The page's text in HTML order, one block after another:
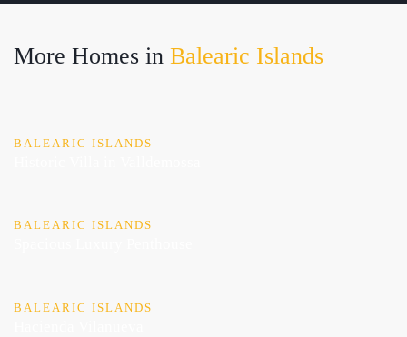
More Homes in Balearic Islands
BALEARIC ISLANDS
BALEARIC ISLANDS
BALEARIC ISLANDS